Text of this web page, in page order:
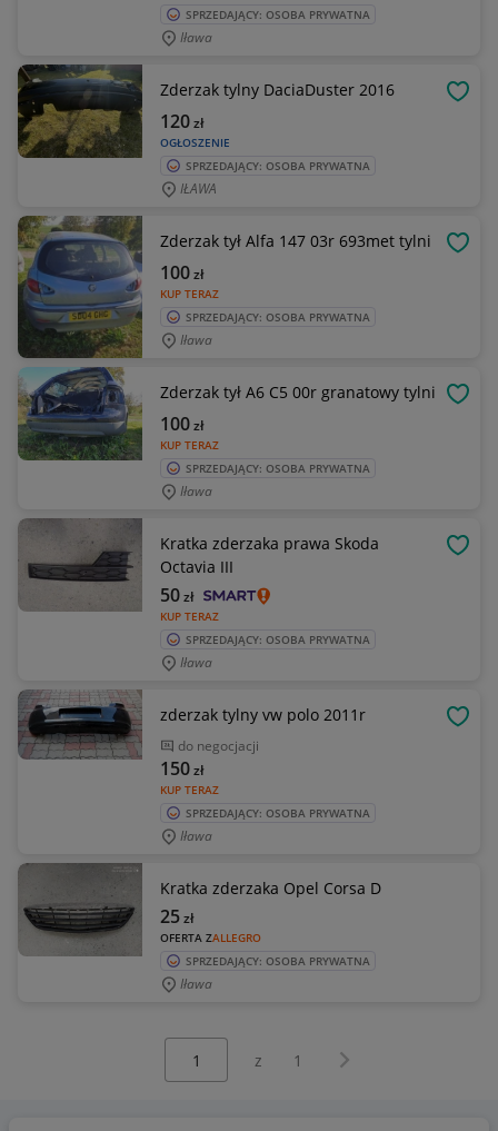
SPRZEDAJĄCY: OSOBA PRYWATNA
Iława
Zderzak tylny DaciaDuster 2016
OGŁOSZENIE
120zł
SPRZEDAJĄCY: OSOBA PRYWATNA
IŁAWA
Zderzak tył Alfa 147 03r 693met tylni
KUP TERAZ
100zł
SPRZEDAJĄCY: OSOBA PRYWATNA
Iława
Zderzak tył A6 C5 00r granatowy tylni
KUP TERAZ
100zł
SPRZEDAJĄCY: OSOBA PRYWATNA
Iława
Kratka zderzaka prawa Skoda
Octavia III
KUP TERAZ
50zł
SPRZEDAJĄCY: OSOBA PRYWATNA
Iława
zderzak tylny vw polo 2011r
do negocjacji
KUP TERAZ
150zł
SPRZEDAJĄCY: OSOBA PRYWATNA
Iława
Kratka zderzaka Opel Corsa D
OFERTA ZALLEGRO
25zł
SPRZEDAJĄCY: OSOBA PRYWATNA
Iława
z 1 Następna strona